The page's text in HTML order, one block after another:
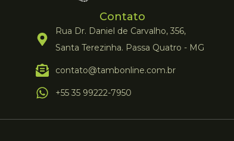
Contato
Rua Dr. Daniel de Carvalho, 356,
Santa Terezinha. Passa Quatro - MG
contato@tambonline.com.br
+55 35 99222-7950